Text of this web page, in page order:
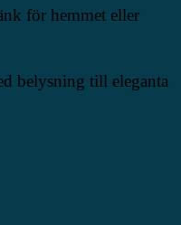
för hemmet eller
belysning till eleganta